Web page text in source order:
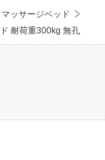
マッサージベッド
耐荷重300kg 無孔